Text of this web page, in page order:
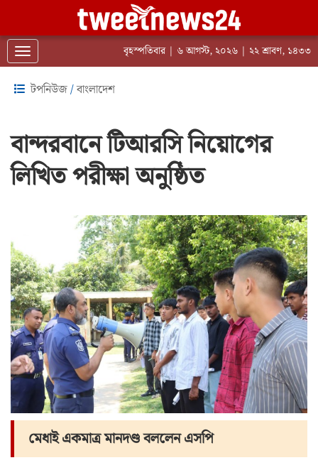
Toggle navigation বৃহস্পতিবার | ৬ আগস্ট, ২০২৬ | ২২ শ্রাবণ, ১৪৩৩
টপনিউজ/বাংলাদেশ
বান্দরবানে টিআরসি নিয়োগের
লিখিত পরীক্ষা অনুষ্ঠিত
মেধাই একমাত্র মানদণ্ড বললেন এসপি